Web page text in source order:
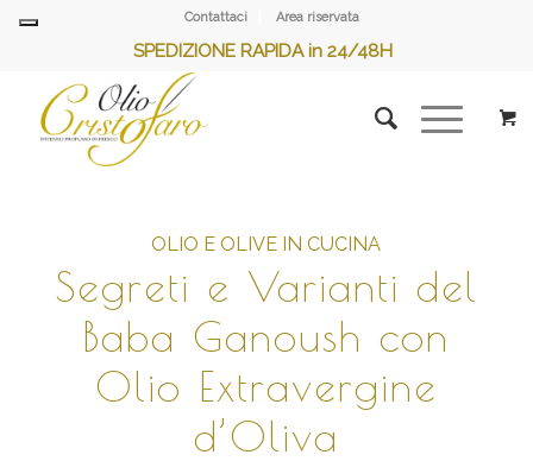
Contattaci Area riservata
SPEDIZIONE RAPIDA in 24/48H
OLIO E OLIVE IN CUCINA
Segreti e Varianti del
Baba Ganoush con
Olio Extravergine
d’Oliva